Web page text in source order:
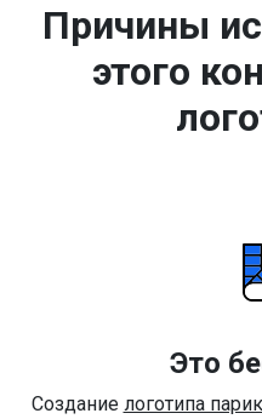
Причины
этого
Это
Создание логотипа